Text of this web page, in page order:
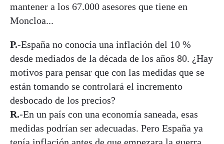
mantener a los 67.000 asesores que tiene en
Moncloa...
P.-España no conocía una inflación del 10 %
desde mediados de la década de los años 80. ¿Hay
motivos para pensar que con las medidas que se
están tomando se controlará el incremento
desbocado de los precios?
R.-En un país con una economía saneada, esas
medidas podrían ser adecuadas. Pero España ya
tenía inflación antes de que empezara la guerra.